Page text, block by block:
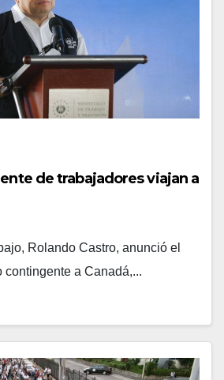
de trabajadores viajan a
Rolando Castro, anunció el
contingente a Canadá,...